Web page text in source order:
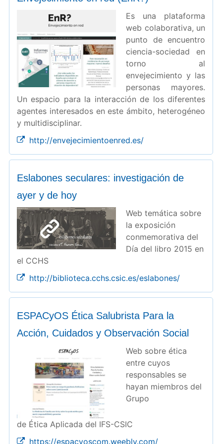
Es una plataforma
web colaborativa, un
punto de encuentro
ciencia-sociedad en
torno al
envejecimiento y las
personas mayores.
Un espacio para la interacción de los diferentes
agentes interesados en este ámbito, heterogéneo
y multidisciplinar.
http://envejecimientoenred.es/
Eslabones seculares: investigación de
ayer y de hoy
Web temática sobre
la exposición
conmemorativa del
Día del libro 2015 en
el CCHS
http://biblioteca.cchs.csic.es/eslabones/
ESPACyOS Ética Salubrista Para la
Acción, Cuidados y Observación Social
Web sobre ética
entre cuyos
responsables se
hayan miembros del
Grupo
de Ética Aplicada del IFS-CSIC
https://espacyoscom.weebly.com/